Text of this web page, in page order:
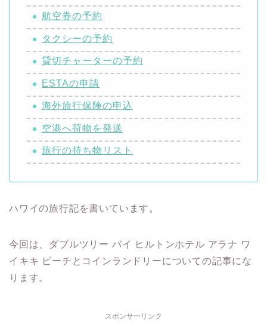
航空券の予約
タクシーの予約
貸切チャーターの予約
ESTAの申請
海外旅行保険の申込
空港へ荷物を発送
旅行の持ち物リスト
ハワイの旅行記を書いています。
今回は、ダブルツリー バイ ヒルトンホテル アラナ ワ
イキキ ビーチとコインランドリーについての記事にな
ります。
スポンサーリンク